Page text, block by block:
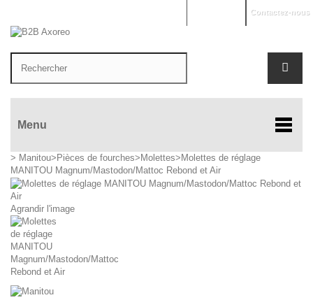
Contactez-nous
Menu
> Manitou> Pièces de fourches> Molettes> Molettes de réglage
MANITOU Magnum/Mastodon/Mattoc Rebond et Air
Agrandir l'image